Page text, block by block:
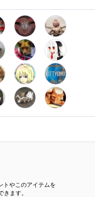
トやこのアイテムを
ます。